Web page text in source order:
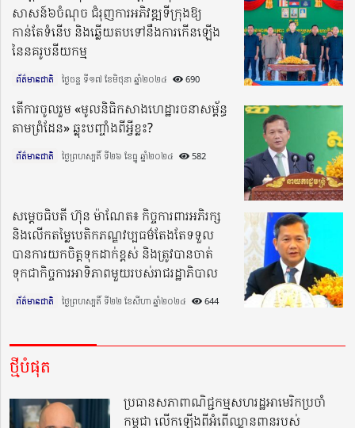
សាសន៍៦ចំណុច ជំរុញការអភិវឌ្ឍទីក្រុងឱ្យ
កាន់តែទំនើប និងឆ្លើយតបទៅនឹងការកើនឡើង
នៃនគរូបនីយកម្ម
ព័ត៌មានជាតិ ថ្ងៃចន្ទ ទី១៧ ខែមិថុនា ឆ្នាំ២០២៤​ 690
តើការចូលរួម «មូលនិធិកសាងហេដ្ឋារចនាសម្ព័ន្ធ
តាមព្រំដែន» ឆ្លុះបញ្ចាំងពីអ្វីខ្លះ?
ព័ត៌មានជាតិ ថ្ងៃព្រហស្បតិ៍ ទី២៦ ខែធ្នូ ឆ្នាំ២០២៤​ 582
សម្តេចធិបតី ហ៊ុន ម៉ាណែត៖ កិច្ចការពារអភិរក្ស
និងលើកតម្លៃបេតិកភណ្ឌវប្បធម៌តែងតែទទួល
បានការយកចិត្តទុកដាក់ខ្ពស់ និងត្រូវបានចាត់
ទុកជាកិច្ចការអាទិភាពមួយរបស់រាជរដ្ឋាភិបាល
ព័ត៌មានជាតិ ថ្ងៃព្រហស្បតិ៍ ទី២២ ខែសីហា ឆ្នាំ២០២៤​ 644
ថ្មីបំផុត
ប្រធានសភាពាណិជ្ជកម្មសហរដ្ឋអាមេរិកប្រចាំ
កម្ពុជា លើកឡើងពីអំពើឈ្លានពានរបស់